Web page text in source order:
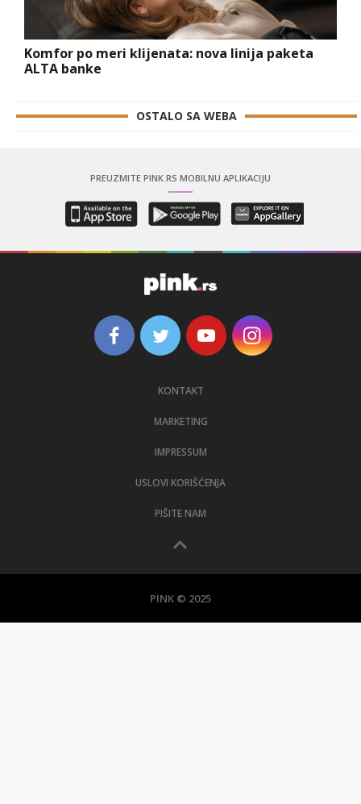
Komfor po meri klijenata: nova linija paketa
ALTA banke
OSTALO SA WEBA
PREUZMITE PINK.RS MOBILNU APLIKACIJU
KONTAKT
MARKETING
IMPRESSUM
USLOVI KORIŠĆENJA
PIŠITE NAM
PINK © 2025